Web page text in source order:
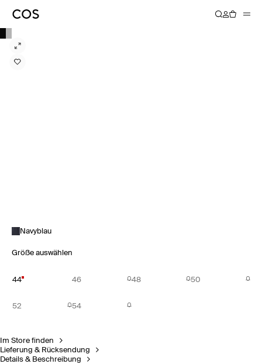
Navyblau
Größe auswählen
44 46 48 50
52 54
Im Store finden
Lieferung & Rücksendung
Details & Beschreibung